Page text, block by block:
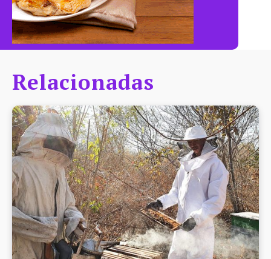
Relacionadas